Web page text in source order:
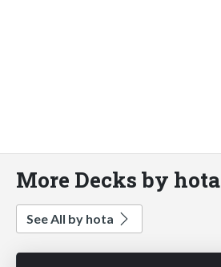
More Decks by hota
See All by hota